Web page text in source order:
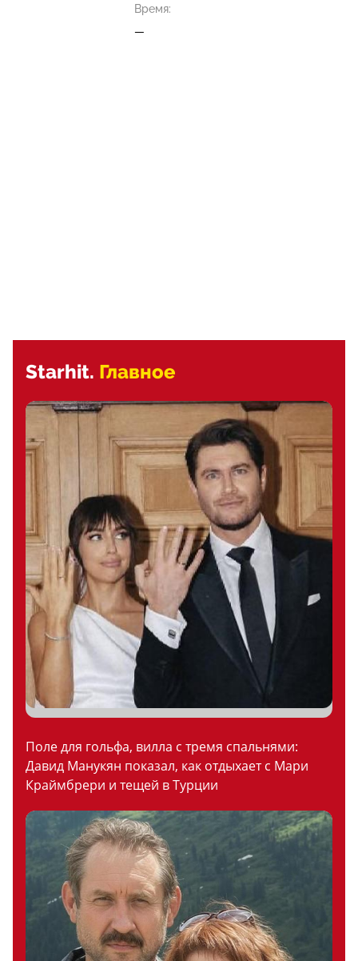
Время:
—
Starhit. Главное
Поле для гольфа, вилла с тремя спальнями:
Давид Манукян показал, как отдыхает с Мари
Краймбрери и тещей в Турции